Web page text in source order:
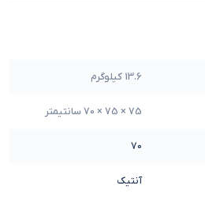
13.6 کیلوگرم
75 × 75 × 70 سانتیمتر
70
آنتیک